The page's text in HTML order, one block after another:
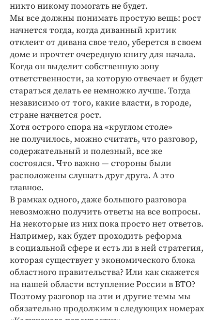
никто никому помогать не будет.
Мы все должны понимать простую вещь: рост
начнется тогда, когда диванный критик
отклеит от дивана свое тело, уберется в своем
доме и прочтет очередную книгу для начала.
Когда он выделит собственную зону
ответственности, за которую отвечает и будет
стараться делать ее немножко лучше. Тогда
независимо от того, какие власти, в городе,
стране начнется рост.
Хотя острого спора на «круглом столе»
не получилось, можно считать, что разговор,
содержательный и полезный, все же
состоялся. Что важно — стороны были
расположены слушать друг друга. А это
главное.
В рамках одного, даже большого разговора
невозможно получить ответы на все вопросы.
На некоторые из них пока просто нет ответов.
Например, как будет проходить реформа
в социальной сфере и есть ли в ней стратегия,
которая существует у экономического блока
областного правительства? Или как скажется
на нашей области вступление России в ВТО?
Поэтому разговор на эти и другие темы мы
обязательно продолжим в следующих номерах